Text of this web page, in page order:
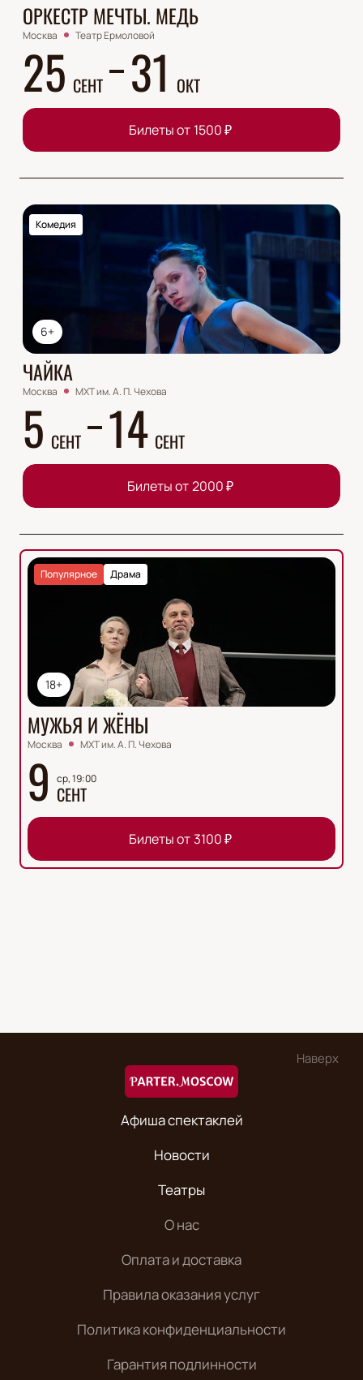
ОРКЕСТР МЕЧТЫ. МЕДЬ
Москва Театр Ермоловой
25 СЕНТ 31 ОКТ
Билеты от 1500₽
6+
Комедия
ЧАЙКА
Москва МХТ им. А. П. Чехова
5 СЕНТ 14 СЕНТ
Билеты от 2000₽
18+
Драма
Популярное
МУЖЬЯ И ЖЁНЫ
Москва МХТ им. А. П. Чехова
9 ср, 19:00
СЕНТ
Билеты от 3100₽
Наверх
Афиша спектаклей
Новости
Театры
О нас
Оплата и доставка
Правила оказания услуг
Политика конфиденциальности
Гарантия подлинности